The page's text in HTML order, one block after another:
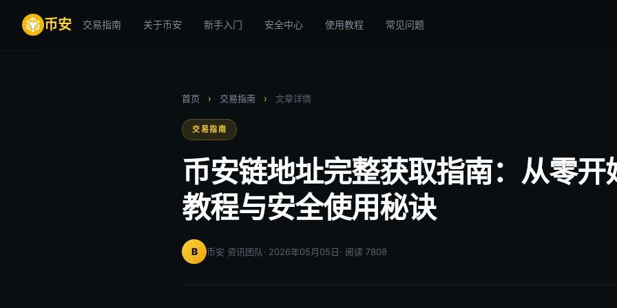
币安 交易指南 关于币安 新手入门 安全中心 使用教程 常见问题
首页 › 交易指南 › 文章详情
交易指南
币安链地址完整获取指南：从零开
教程与安全使用秘诀
B 币安 资讯团队· 2026年05月05日· 阅读 7808